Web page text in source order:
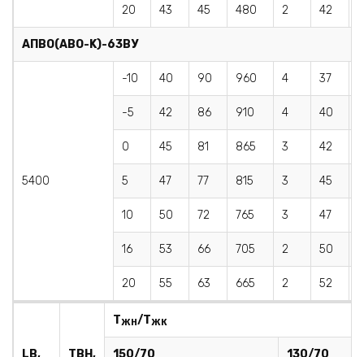
20 43 45 480 2 42
AПBO(АВО-K)-63BУ
5400
-10 40 90 960 4 37
-5 42 86 910 4 40
0 45 81 865 3 42
5 47 77 815 3 45
10 50 72 765 3 47
16 53 66 705 2 50
20 55 63 665 2 52
LВ,
TВН,
TЖН/TЖК
150/70 130/70